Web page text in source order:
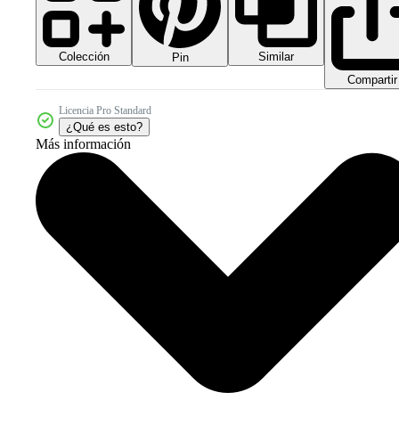
Colección Pin
Similar
Compartir
Licencia Pro Standard
¿Qué es esto?
Más información